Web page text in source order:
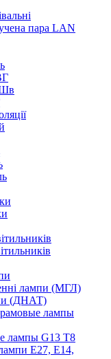
пара LAN
лампи (МГЛ)
(ДНАТ)
лампы
лампы G13 Т8
E27, E14,